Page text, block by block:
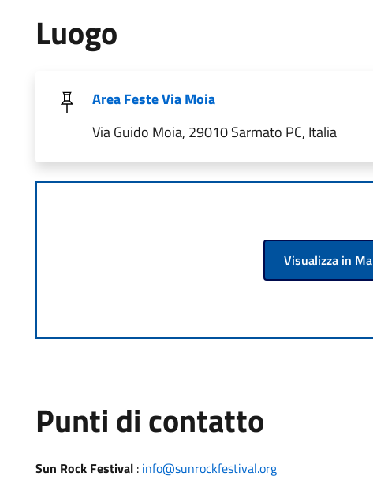
Luogo
Area Feste Via Moia
Via Guido Moia, 29010 Sarmato PC, Italia
Visualizza in
Punti di contatto
Sun Rock Festival: info@sunrockfestival.org